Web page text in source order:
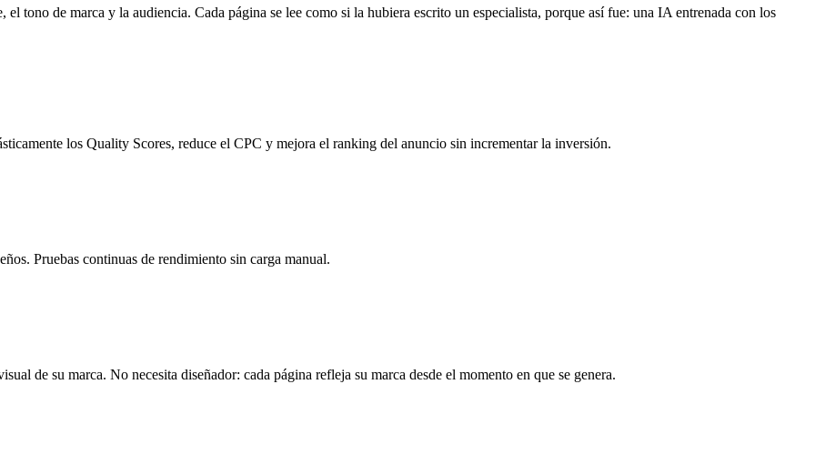
tono de marca y la audiencia. Cada página se lee como si la hubiera escrito un especialista, porque así fue: una IA entrenada con los
los Quality Scores, reduce el CPC y mejora el ranking del anuncio sin incrementar la inversión.
Pruebas continuas de rendimiento sin carga manual.
de su marca. No necesita diseñador: cada página refleja su marca desde el momento en que se genera.